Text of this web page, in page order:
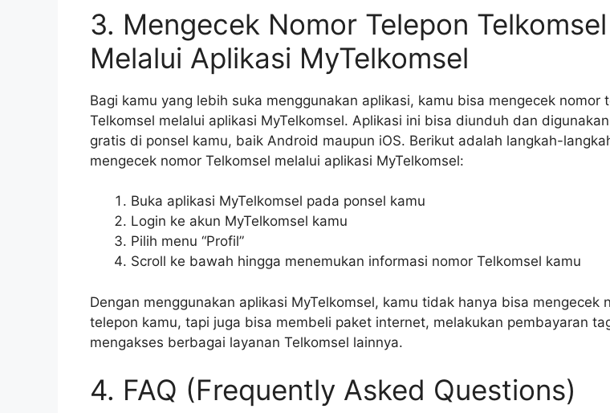
3. Mengecek Nomor Telepon Telkomsel
Melalui Aplikasi MyTelkomsel
Bagi kamu yang lebih suka menggunakan aplikasi, kamu bisa mengecek nomor
Telkomsel melalui aplikasi MyTelkomsel. Aplikasi ini bisa diunduh dan
gratis di ponsel kamu, baik Android maupun iOS. Berikut adalah langkah-
mengecek nomor Telkomsel melalui aplikasi MyTelkomsel:
Buka aplikasi MyTelkomsel pada ponsel kamu
Login ke akun MyTelkomsel kamu
Pilih menu “Profil”
Scroll ke bawah hingga menemukan informasi nomor Telkomsel kamu
Dengan menggunakan aplikasi MyTelkomsel, kamu tidak hanya bisa mengecek
telepon kamu, tapi juga bisa membeli paket internet, melakukan pembayaran
mengakses berbagai layanan Telkomsel lainnya.
4. FAQ (Frequently Asked Questions)